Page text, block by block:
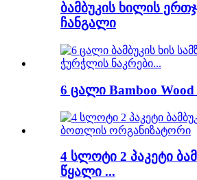
ბამბუკის ხილის
ჩანგალი
6 ცალი Bamboo Wood
4 სლოტი 2 პაკეტი
წყალი ...